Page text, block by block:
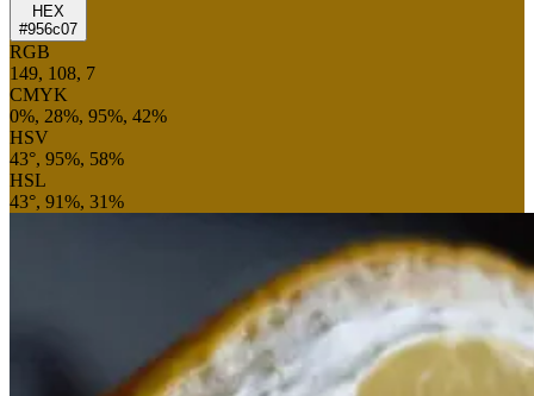
HEX
#956c07
RGB
149, 108, 7
CMYK
0%, 28%, 95%, 42%
HSV
43°, 95%, 58%
HSL
43°, 91%, 31%